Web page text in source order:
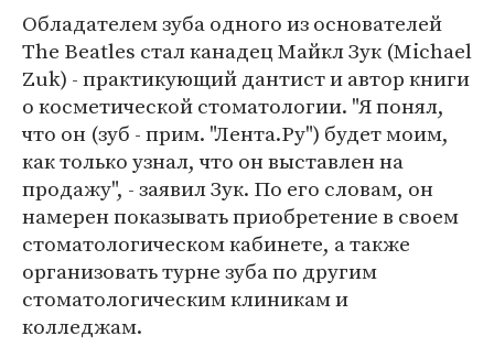
Обладателем зуба одного из основателей
The Beatles стал канадец Майкл Зук (Michael
Zuk) - практикующий дантист и автор книги
о косметической стоматологии. "Я понял,
что он (зуб - прим. "Лента.Ру") будет моим,
как только узнал, что он выставлен на
продажу", - заявил Зук. По его словам, он
намерен показывать приобретение в своем
стоматологическом кабинете, а также
организовать турне зуба по другим
стоматологическим клиникам и
колледжам.